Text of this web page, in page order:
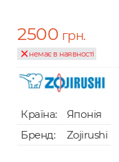
2500 грн.
немає в наявності
Країна:
Японія
Бренд:
Zojirushi